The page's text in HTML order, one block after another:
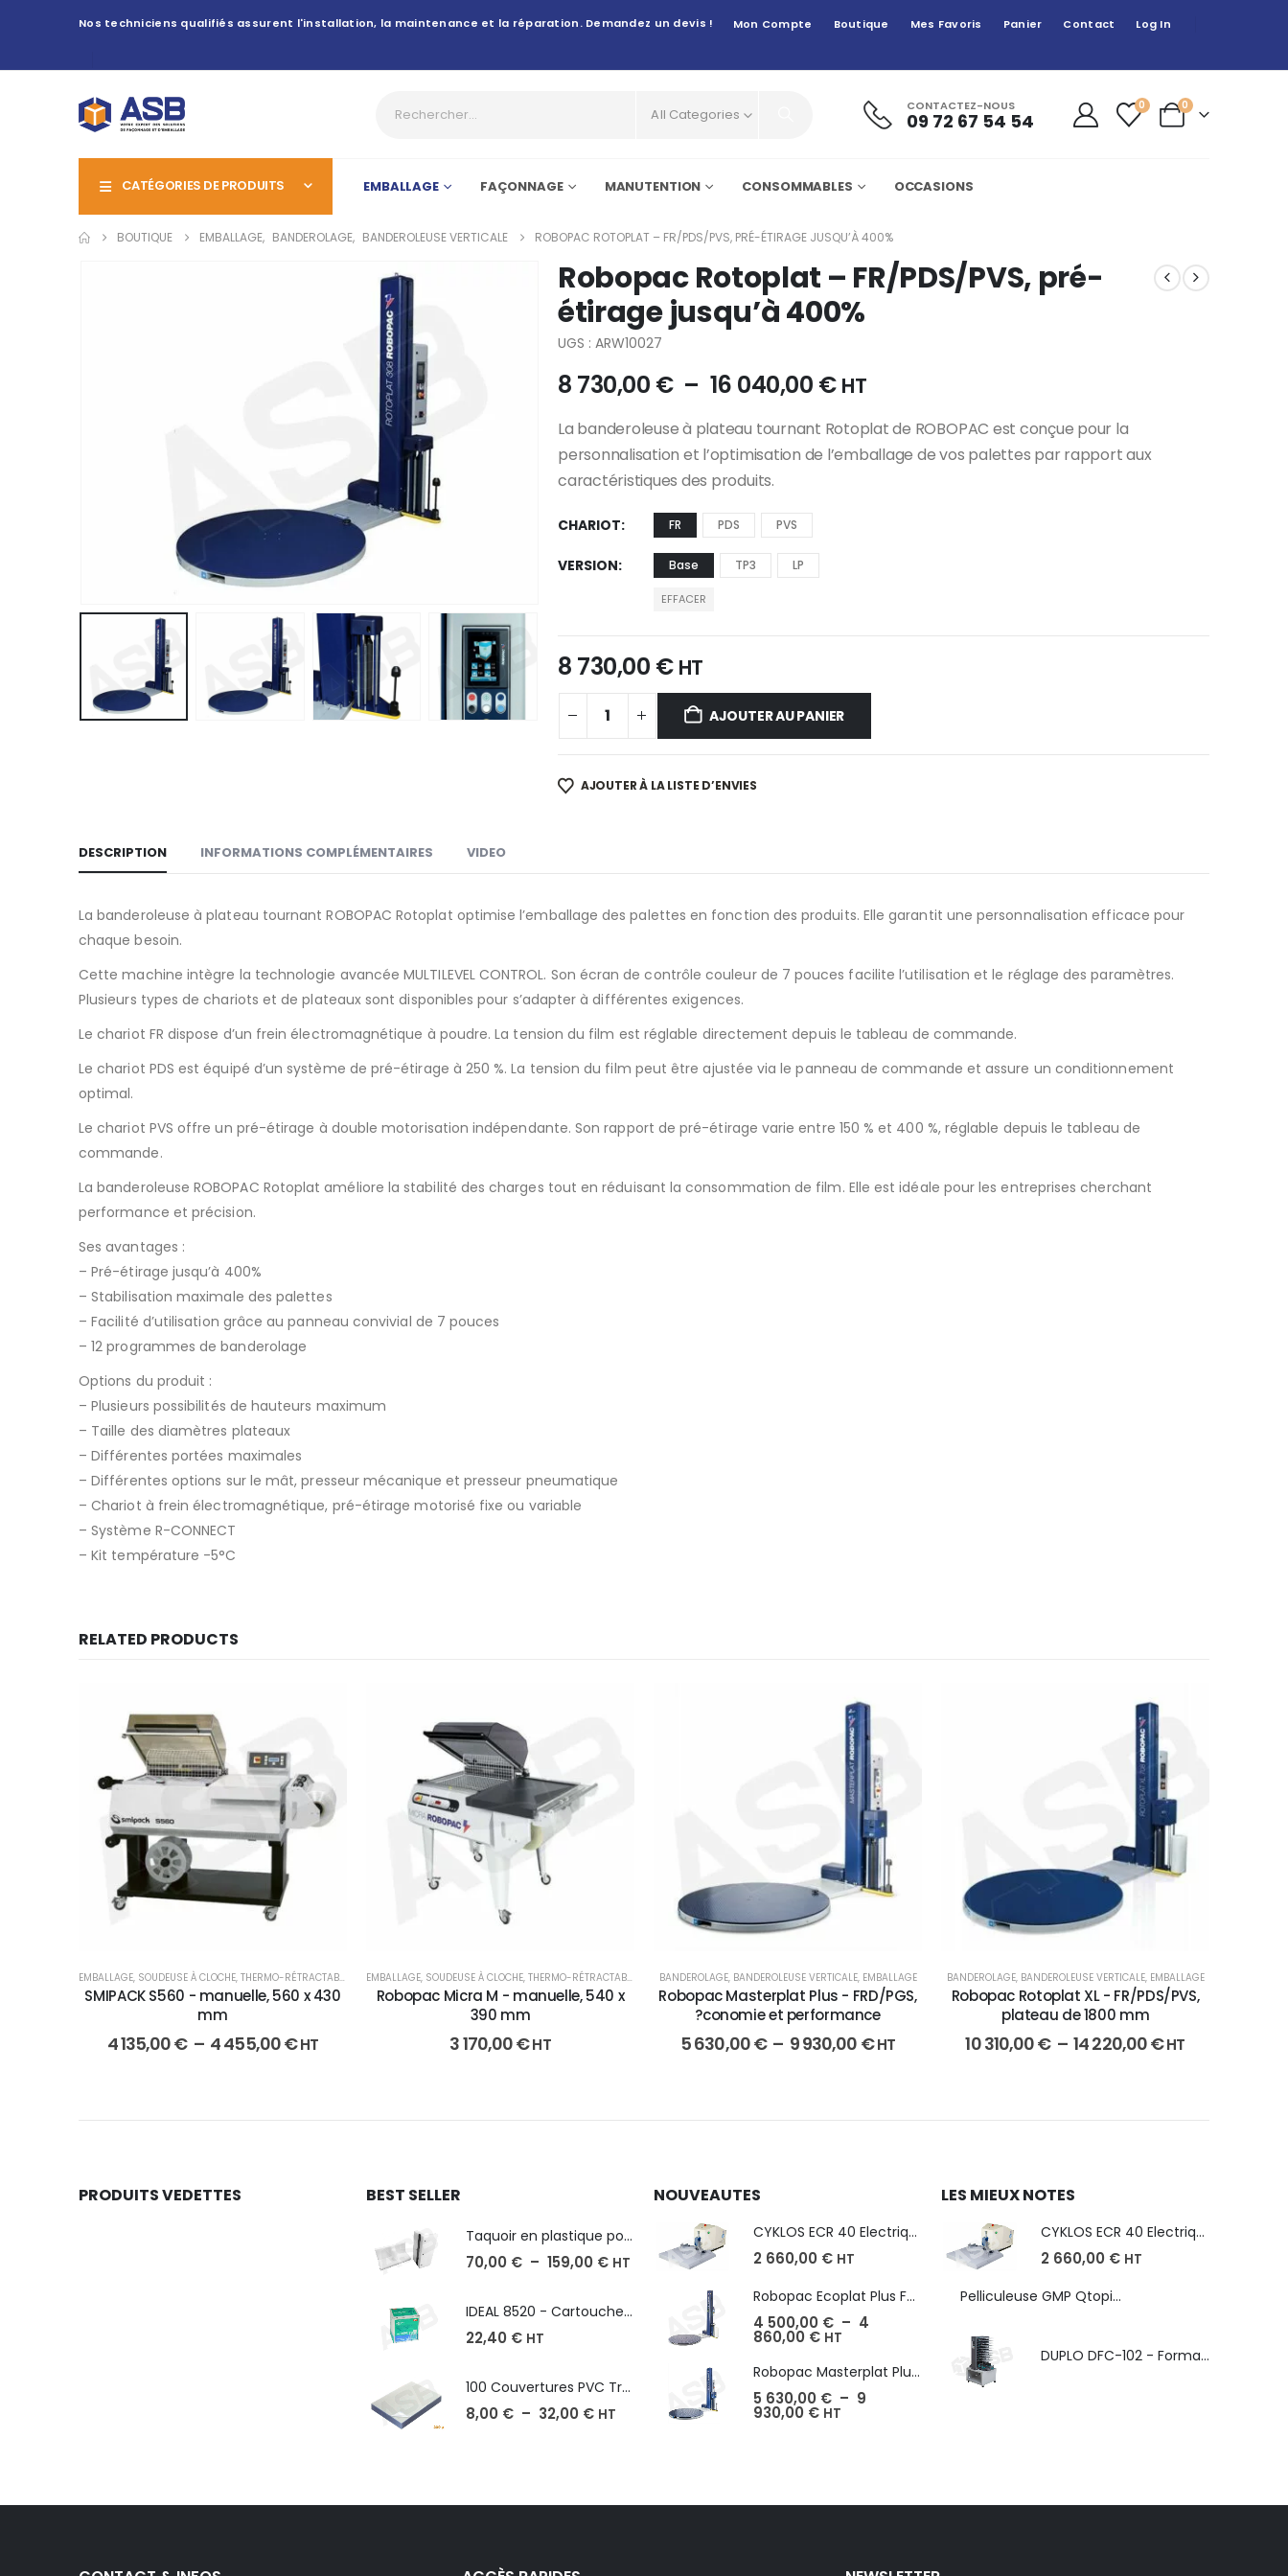
Nos techniciens qualifiés assurent l'installation, la maintenance et la réparation. Demandez un devis ! Mon Compte Boutique Mes Favoris Panier Contact Log In
All Categories CONTACTEZ-NOUS
09 72 67 54 54
0 0
CATÉGORIES DE PRODUITS EMBALLAGE FAÇONNAGE MANUTENTION CONSOMMABLES OCCASIONS
BOUTIQUE EMBALLAGE, BANDEROLAGE, BANDEROLEUSE VERTICALE ROBOPAC ROTOPLAT – FR/PDS/PVS, PRÉ-ÉTIRAGE JUSQU’À 400%
Robopac Rotoplat – FR/PDS/PVS, pré-
étirage jusqu’à 400%
UGS : ARW10027
8 730,00 € – 16 040,00 € HT
La banderoleuse à plateau tournant Rotoplat de ROBOPAC est conçue pour la
personnalisation et l’optimisation de l’emballage de vos palettes par rapport aux
caractéristiques des produits.
CHARIOT FR PDS PVS
VERSION Base TP3 LP
EFFACER
8 730,00 € HT
AJOUTER AU PANIER
AJOUTER À LA LISTE D’ENVIES
DESCRIPTION INFORMATIONS COMPLÉMENTAIRES VIDEO
La banderoleuse à plateau tournant ROBOPAC Rotoplat optimise l’emballage des palettes en fonction des produits. Elle garantit une personnalisation efficace pour
chaque besoin.
Cette machine intègre la technologie avancée MULTILEVEL CONTROL. Son écran de contrôle couleur de 7 pouces facilite l’utilisation et le réglage des paramètres.
Plusieurs types de chariots et de plateaux sont disponibles pour s’adapter à différentes exigences.
Le chariot FR dispose d’un frein électromagnétique à poudre. La tension du film est réglable directement depuis le tableau de commande.
Le chariot PDS est équipé d’un système de pré-étirage à 250 %. La tension du film peut être ajustée via le panneau de commande et assure un conditionnement
optimal.
Le chariot PVS offre un pré-étirage à double motorisation indépendante. Son rapport de pré-étirage varie entre 150 % et 400 %, réglable depuis le tableau de
commande.
La banderoleuse ROBOPAC Rotoplat améliore la stabilité des charges tout en réduisant la consommation de film. Elle est idéale pour les entreprises cherchant
performance et précision.
Ses avantages :
– Pré-étirage jusqu’à 400%
– Stabilisation maximale des palettes
– Facilité d’utilisation grâce au panneau convivial de 7 pouces
– 12 programmes de banderolage
Options du produit :
– Plusieurs possibilités de hauteurs maximum
– Taille des diamètres plateaux
– Différentes portées maximales
– Différentes options sur le mât, presseur mécanique et presseur pneumatique
– Chariot à frein électromagnétique, pré-étirage motorisé fixe ou variable
– Système R-CONNECT
– Kit température -5°C
RELATED PRODUCTS
EMBALLAGE, SOUDEUSE À CLOCHE, THERMO-RÉTRACTABLE
SMIPACK S560 - manuelle, 560 x 430
mm
4 135,00€ – 4 455,00€HT
EMBALLAGE, SOUDEUSE À CLOCHE, THERMO-RÉTRACTABLE
Robopac Micra M - manuelle, 540 x
390 mm
3 170,00€HT
BANDEROLAGE, BANDEROLEUSE VERTICALE, EMBALLAGE
Robopac Masterplat Plus - FRD/PGS,
?conomie et performance
5 630,00€ – 9 930,00 €HT
BANDEROLAGE, BANDEROLEUSE VERTICALE, EMBALLAGE
Robopac Rotoplat XL - FR/PDS/PVS,
plateau de 1800 mm
10 310,00€ – 14 220,00€HT
PRODUITS VEDETTES BEST SELLER
Taquoir en plastique pour Massicot
70,00 € – 159,00 € HT
IDEAL 8520 - Cartouche de 2000 agrafes
22,40 € HT
100 Couvertures PVC Transparent, Format A3-A4-A5
8,00 € – 32,00 € HT
NOUVEAUTES
CYKLOS ECR 40 Electrique - Format A3, plusieurs unités coupe
2 660,00 € HT
Robopac Ecoplat Plus FR/FRD, frein à tension mécanique
4 500,00 € – 4
860,00 € HT
Robopac Masterplat Plus - FRD/PGS, ?conomie et performance
5 630,00 € – 9
930,00 € HT
LES MIEUX NOTES
CYKLOS ECR 40 Electrique - Format A3, plusieurs unités coupe
2 660,00 € HT
Pelliculeuse GMP Qtopic 380 d'occasion
DUPLO DFC-102 - Format max. SRA3 - épaisseur de 50 à 130g/m